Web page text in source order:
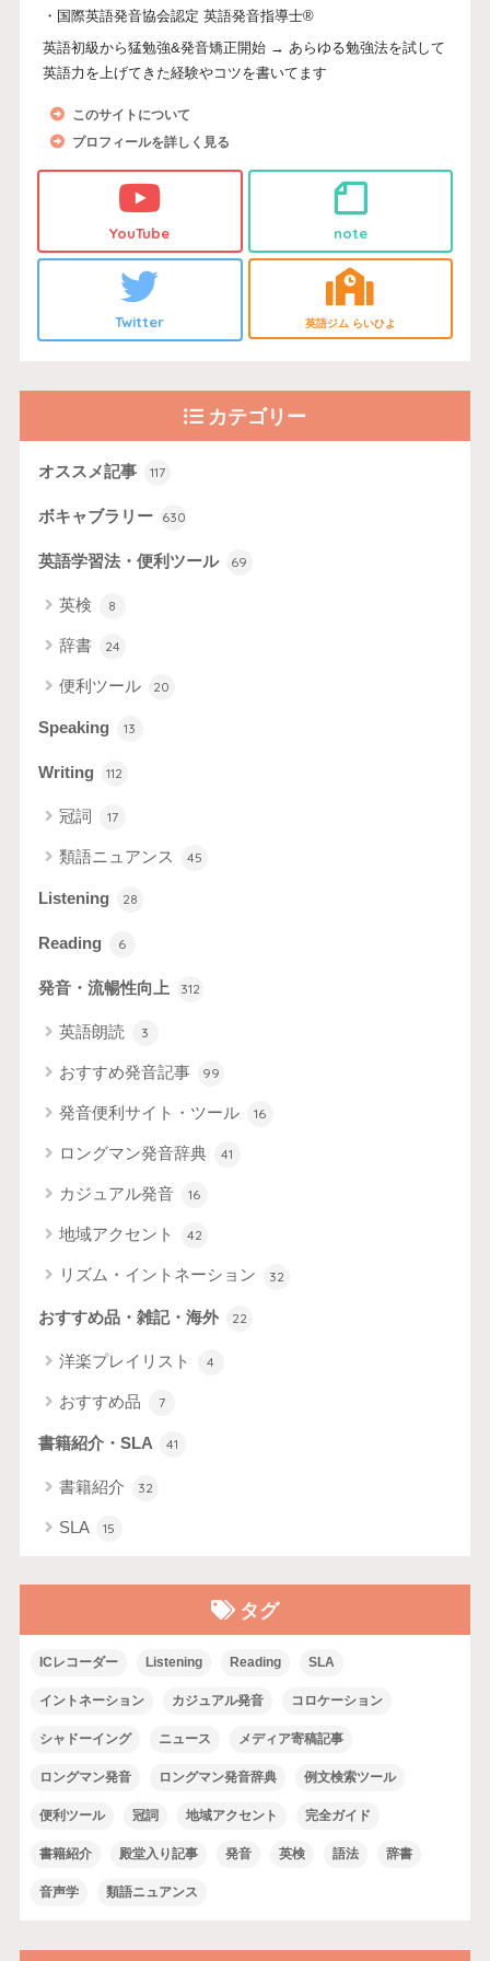
・国際英語発音協会認定 英語発音指導士®
英語初級から猛勉強&発音矯正開始 → あらゆる勉強法を試して
英語力を上げてきた経験やコツを書いてます
このサイトについて
プロフィールを詳しく見る
YouTube note
Twitter 英語ジム らいひよ
カテゴリー
オススメ記事 117
ボキャブラリー 630
英語学習法・便利ツール 69
英検 8
辞書 24
便利ツール 20
Speaking 13
Writing 112
冠詞 17
類語ニュアンス 45
Listening 28
Reading 6
発音・流暢性向上 312
英語朗読 3
おすすめ発音記事 99
発音便利サイト・ツール 16
ロングマン発音辞典 41
カジュアル発音 16
地域アクセント 42
リズム・イントネーション 32
おすすめ品・雑記・海外 22
洋楽プレイリスト 4
おすすめ品 7
書籍紹介・SLA 41
書籍紹介 32
SLA 15
タグ
ICレコーダー Listening Reading SLA
イントネーション カジュアル発音 コロケーション
シャドーイング ニュース メディア寄稿記事
ロングマン発音 ロングマン発音辞典 例文検索ツール
便利ツール 冠詞 地域アクセント 完全ガイド
書籍紹介 殿堂入り記事 発音 英検 語法 辞書
音声学 類語ニュアンス